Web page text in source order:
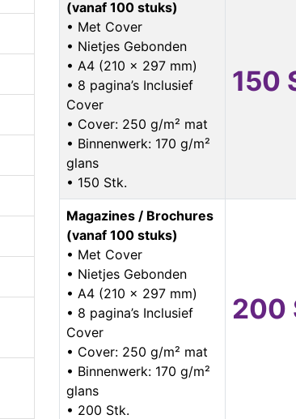
(vanaf 100 stuks)
• Met Cover
• Nietjes Gebonden
• A4 (210 x 297 mm)
• 8 pagina’s Inclusief
Cover
• Cover: 250 g/m² mat
• Binnenwerk: 170 g/m²
glans
• 150 Stk.
150
Magazines / Brochures
(vanaf 100 stuks)
• Met Cover
• Nietjes Gebonden
• A4 (210 x 297 mm)
• 8 pagina’s Inclusief
Cover
• Cover: 250 g/m² mat
• Binnenwerk: 170 g/m²
glans
• 200 Stk.
200